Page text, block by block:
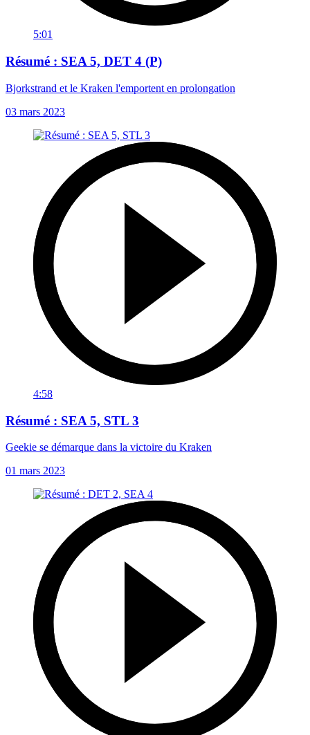
5:01
Résumé : SEA 5, DET 4 (P)
Bjorkstrand et le Kraken l'emportent en prolongation
03 mars 2023
4:58
Résumé : SEA 5, STL 3
Geekie se démarque dans la victoire du Kraken
01 mars 2023